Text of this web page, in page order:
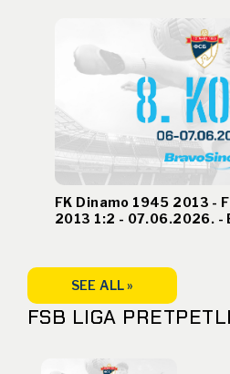
FK Dinamo 1945 2013 -
2013 1:2 - 07.06.2026. -
SEE ALL »
FSB LIGA